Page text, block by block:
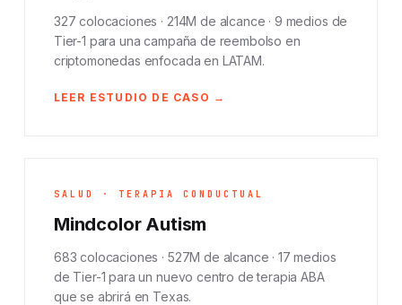
327 colocaciones · 214M de alcance · 9 medios de
Tier-1 para una campaña de reembolso en
criptomonedas enfocada en LATAM.
LEER ESTUDIO DE CASO →
SALUD · TERAPIA CONDUCTUAL
Mindcolor Autism
683 colocaciones · 527M de alcance · 17 medios
de Tier-1 para un nuevo centro de terapia ABA
que se abrirá en Texas.